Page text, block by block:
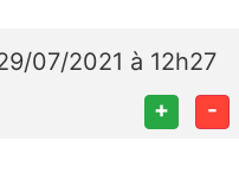
07/2021 à 12h27
+ -